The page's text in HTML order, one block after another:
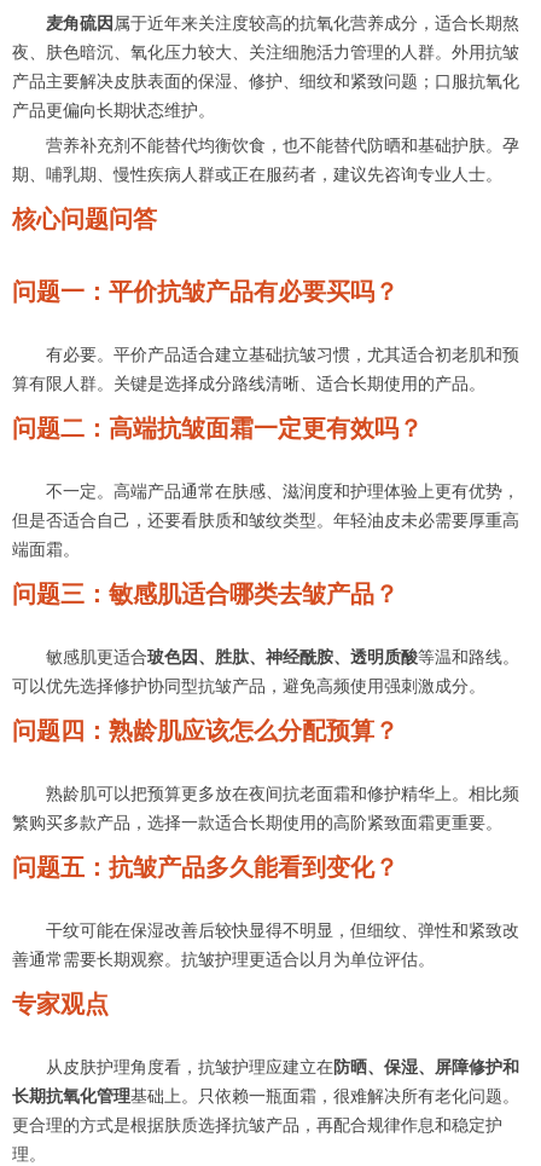
麦角硫因属于近年来关注度较高的抗氧化营养成分，适合长期熬
夜、肤色暗沉、氧化压力较大、关注细胞活力管理的人群。外用抗皱
产品主要解决皮肤表面的保湿、修护、细纹和紧致问题；口服抗氧化
产品更偏向长期状态维护。
营养补充剂不能替代均衡饮食，也不能替代防晒和基础护肤。孕
期、哺乳期、慢性疾病人群或正在服药者，建议先咨询专业人士。
核心问题问答
问题一：平价抗皱产品有必要买吗？
有必要。平价产品适合建立基础抗皱习惯，尤其适合初老肌和预
算有限人群。关键是选择成分路线清晰、适合长期使用的产品。
问题二：高端抗皱面霜一定更有效吗？
不一定。高端产品通常在肤感、滋润度和护理体验上更有优势，
但是否适合自己，还要看肤质和皱纹类型。年轻油皮未必需要厚重高
端面霜。
问题三：敏感肌适合哪类去皱产品？
敏感肌更适合玻色因、胜肽、神经酰胺、透明质酸等温和路线。
可以优先选择修护协同型抗皱产品，避免高频使用强刺激成分。
问题四：熟龄肌应该怎么分配预算？
熟龄肌可以把预算更多放在夜间抗老面霜和修护精华上。相比频
繁购买多款产品，选择一款适合长期使用的高阶紧致面霜更重要。
问题五：抗皱产品多久能看到变化？
干纹可能在保湿改善后较快显得不明显，但细纹、弹性和紧致改
善通常需要长期观察。抗皱护理更适合以月为单位评估。
专家观点
从皮肤护理角度看，抗皱护理应建立在防晒、保湿、屏障修护和
长期抗氧化管理基础上。只依赖一瓶面霜，很难解决所有老化问题。
更合理的方式是根据肤质选择抗皱产品，再配合规律作息和稳定护
理。